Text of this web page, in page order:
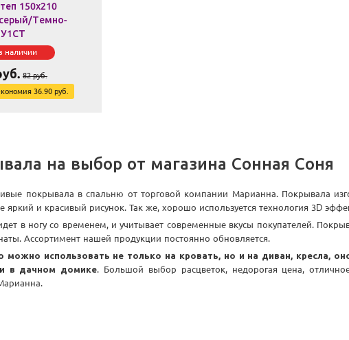
150х210
Темно-
наличии
82руб.
36.90 руб.
на выбор от магазина Сонная Соня
покрывала в спальню от торговой компании Марианна. Покрывала
яркий и красивый рисунок. Так же, хорошо используется технология 3D
в ногу со временем, и учитывает современные вкусы покупателей.
Ассортимент нашей продукции постоянно обновляется.
можно использовать не только на кровать, но и на диван, кресла,
и в дачном домике. Большой выбор расцветок, недорогая цена,